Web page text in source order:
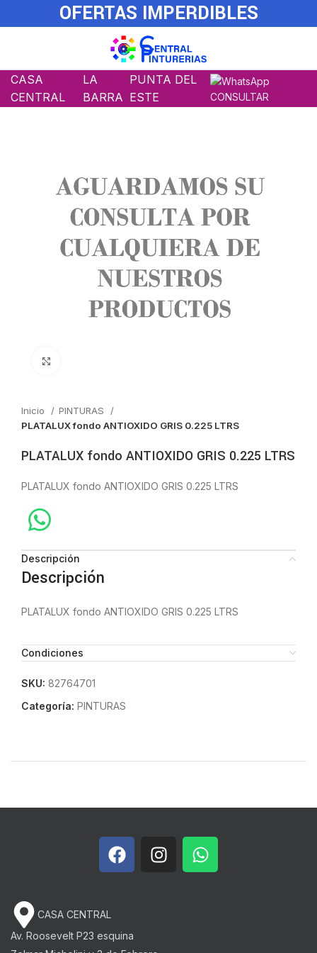
OFERTAS IMPERDIBLES
CASA
CENTRAL
LA
BARRA
PUNTA DEL
ESTE
CONSULTAR
Inicio
PINTURAS
PLATALUX fondo ANTIOXIDO GRIS 0.225 LTRS
PLATALUX fondo ANTIOXIDO GRIS 0.225 LTRS
PLATALUX fondo ANTIOXIDO GRIS 0.225 LTRS
Descripción
Descripción
PLATALUX fondo ANTIOXIDO GRIS 0.225 LTRS
Condiciones
SKU: 82764701
Categoría: PINTURAS
CASA CENTRAL
Av. Roosevelt P23 esquina